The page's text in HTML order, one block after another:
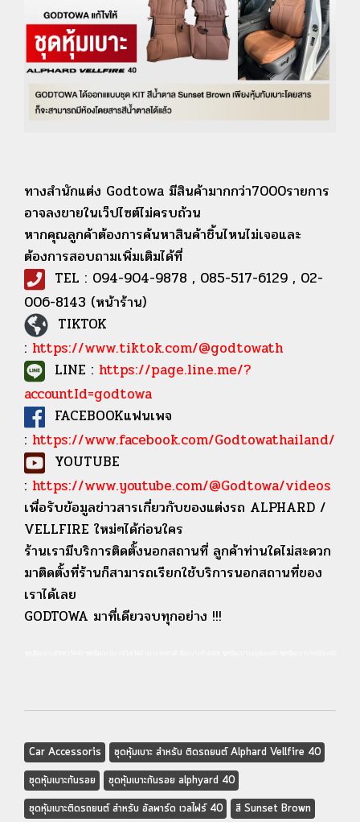
ทางสำนักแต่ง Godtowa มีสินค้ามากกว่า7000รายการ
อาจลงขายในเว็ปไซต์ไม่ครบถ้วน
หากคุณลูกค้าต้องการค้นหาสินค้าชิ้นไหนไม่เจอและ
ต้องการสอบถามเพิ่มเติมได้ที่
TEL : 094-904-9878 , 085-517-6129 , 02-
006-8143 (หน้าร้าน)
TIKTOK
: https://www.tiktok.com/@godtowath
LINE : https://page.line.me/?
accountId=godtowa
FACEBOOKแฟนเพจ
: https://www.facebook.com/Godtowathailand/
YOUTUBE
: https://www.youtube.com/@Godtowa/videos
เพื่อรับข้อมูลข่าวสารเกี่ยวกับของแต่งรถ ALPHARD /
VELLFIRE ใหม่ๆได้ก่อนใคร
ร้านเรามีบริการติดตั้งนอกสถานที่ ลูกค้าท่านใดไม่สะดวก
มาติดตั้งที่ร้านก็สามารถเรียกใช้บริการนอกสถานที่ของ
เราได้เลย
GODTOWA มาที่เดียวจบทุกอย่าง !!!
Car Accessoris
ชุดหุ้มเบาะ สำหรับ ติดรถยนต์ Alphard Vellfire 40
ชุดหุ้มเบาะกันรอย
ชุดหุ้มเบาะกันรอย alphyard 40
ชุดหุ้มเบาะติดรถยนต์ สำหรับ อัลพาร์ด เวลไฟร์ 40
สี Sunset Brown